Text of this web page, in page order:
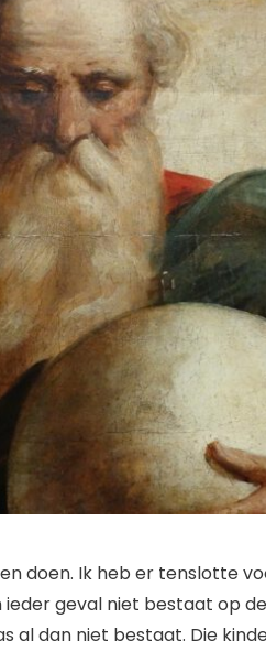
doen. Ik heb er tenslotte
geval niet bestaat op
al dan niet bestaat. Die